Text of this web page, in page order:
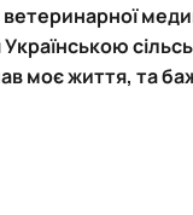
моє життя, та